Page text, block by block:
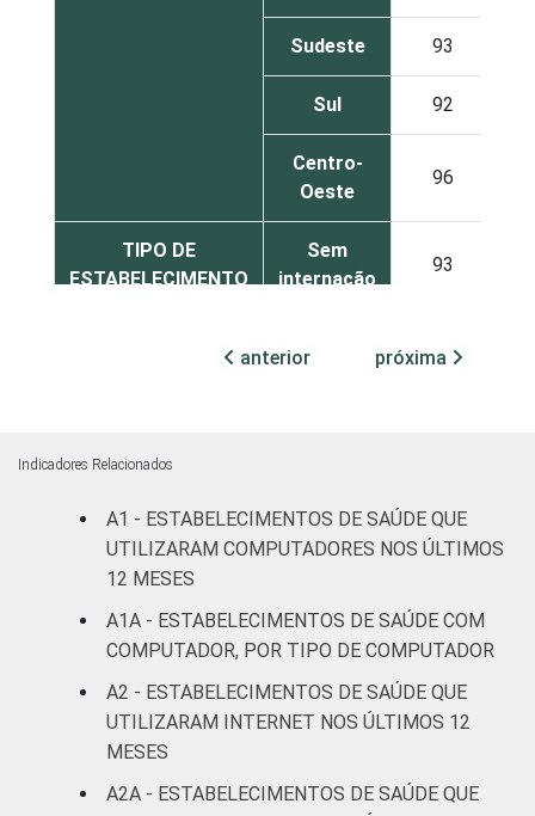
Sudeste 93
Sul 92
Centro-
Oeste
96
TIPO DE
ESTABELECIMENTO
Sem
internação
93
internação
internação
(mais de
97
Serviço de
apoio à
diagnose e
terapia
UNIDADE BÁSICA
anterior próxima
Indicadores Relacionados
A1 - ESTABELECIMENTOS DE SAÚDE QUE
UTILIZARAM COMPUTADORES NOS ÚLTIMOS
12 MESES
A1A - ESTABELECIMENTOS DE SAÚDE COM
COMPUTADOR, POR TIPO DE COMPUTADOR
A2 - ESTABELECIMENTOS DE SAÚDE QUE
UTILIZARAM INTERNET NOS ÚLTIMOS 12
MESES
A2A - ESTABELECIMENTOS DE SAÚDE QUE